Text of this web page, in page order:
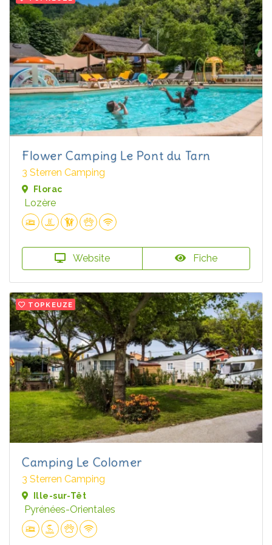
Flower Camping Le Pont du Tarn
3 Sterren Camping
Florac
Lozère
Website Fiche
TOPKEUZE
Camping Le Colomer
3 Sterren Camping
Ille-sur-Têt
Pyrénées-Orientales